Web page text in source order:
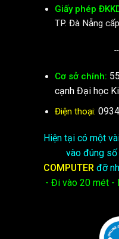
Giấy phép
TP. Đà Nẵng
Cơ sở chính:
cạnh Đại học
Điện thoại:
Hiện tại có một
vào đúng số
COMPUTER đỡ
- Đi vào 20 mét -